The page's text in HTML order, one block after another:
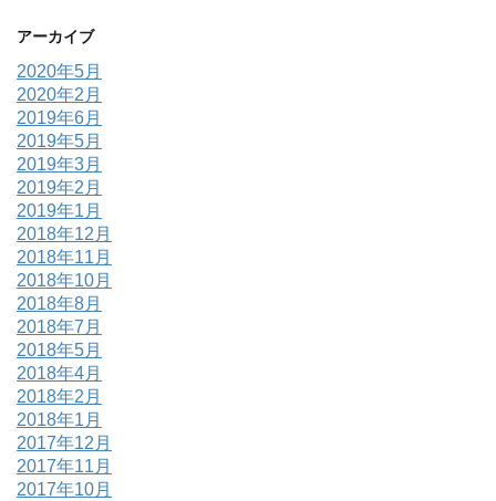
アーカイブ
2020年5月
2020年2月
2019年6月
2019年5月
2019年3月
2019年2月
2019年1月
2018年12月
2018年11月
2018年10月
2018年8月
2018年7月
2018年5月
2018年4月
2018年2月
2018年1月
2017年12月
2017年11月
2017年10月